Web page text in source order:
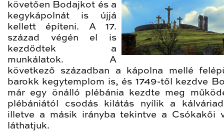
követően Bodajkot és a
kegykápolnát is újjá
kellett építeni. A 17.
század végén el is
kezdődtek a
munkálatok. A
következő században a kápolna mellé
barokk kegytemplom is, és 1749-től kezdve
már egy önálló plébánia kezdte meg
plébániától csodás kilátás nyílik a
illetve a másik irányba tekintve a Csókakői
láthatjuk.